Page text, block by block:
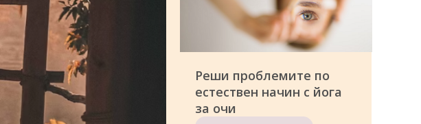
Реши проблемите по
естествен начин с йога
за очи